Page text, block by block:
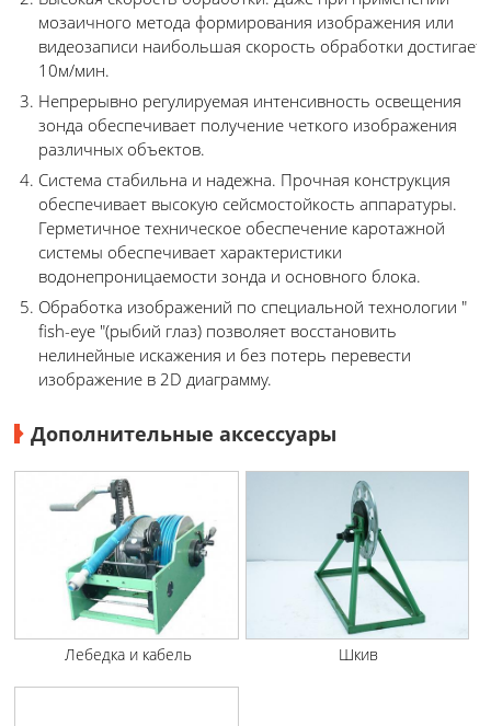
мозаичного метода формирования изображения или
видеозаписи наибольшая скорость обработки достигает
10м/мин.
Непрерывно регулируемая интенсивность освещения
зонда обеспечивает получение четкого изображения
различных объектов.
Система стабильна и надежна. Прочная конструкция
обеспечивает высокую сейсмостойкость аппаратуры.
Герметичное техническое обеспечение каротажной
системы обеспечивает характеристики
водонепроницаемости зонда и основного блока.
Обработка изображений по специальной технологии "
fish-eye "(рыбий глаз) позволяет восстановить
нелинейные искажения и без потерь перевести
изображение в 2D диаграмму.
Дополнительные аксессуары
Лебедка и кабель Шкив